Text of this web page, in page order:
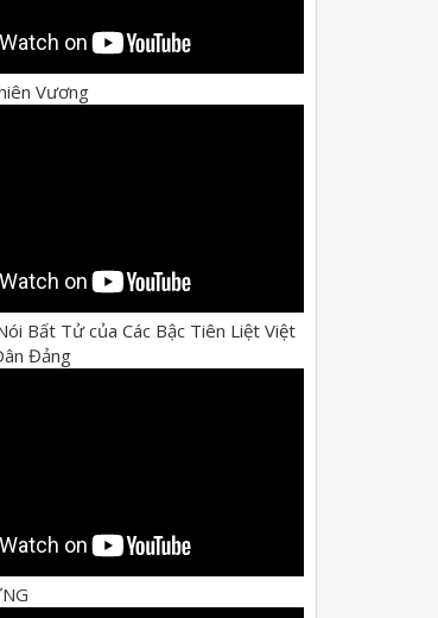
Vương
Bất Tử của Các Bậc Tiên Liệt Việt
Đảng